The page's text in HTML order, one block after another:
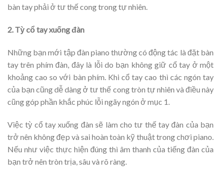
bàn tay phải ở tư thế cong trong tự nhiên.
2. Tỳ cổ tay xuống đàn
Những bạn mới tập đàn piano thường có động tác là đặt bàn
tay trên phím đàn, đây là lỗi do bạn không giữ cổ tay ở một
khoảng cao so với bàn phím. Khi cổ tay cao thì các ngón tay
của bạn cũng dễ dàng ở tư thế cong tròn tự nhiên và điều này
cũng góp phần khắc phúc lỗi ngãy ngón ở mục 1.
Việc tỳ cổ tay xuống đàn sẽ làm cho tư thế tay đàn của bạn
trở nên không đẹp và sai hoàn toàn kỹ thuật trong chơi piano.
Nếu như việc thực hiện đúng thì âm thanh của tiếng đàn của
bạn trở nên tròn trịa, sâu và rõ ràng.